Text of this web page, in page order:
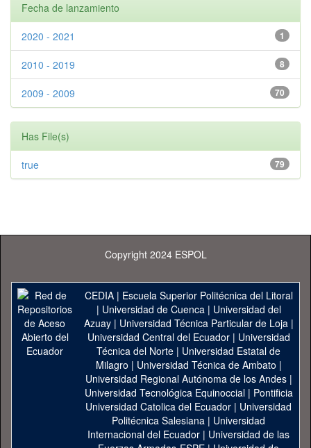
Fecha de lanzamiento
1
2020 - 2021
8
2010 - 2019
70
2009 - 2009
Has File(s)
79
true
Copyright 2024 ESPOL
CEDIA| Escuela Superior Politécnica del Litoral
| Universidad de Cuenca| Universidad del
Azuay| Universidad Técnica Particular de Loja|
Universidad Central del Ecuador| Universidad
Técnica del Norte | Universidad Estatal de
Milagro | Universidad Técnica de Ambato |
Universidad Regional Autónoma de los Andes|
Universidad Tecnológica Equinoccial| Pontificia
Universidad Catolica del Ecuador | Universidad
Politécnica Salesiana | Universidad
Internacional del Ecuador | Universidad de las